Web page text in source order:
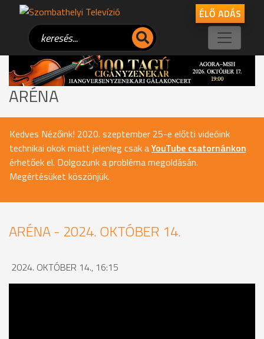
ÉLŐ ADÁS
ARÉNA
Kedves Nézőink! 2020. szeptember 25-e előtti videóink
technikai okok miatt jelenleg csak aYouTube csatornánkon
érhetőek el. Dolgozunk a probléma megoldásán.
Megértésüket köszönjük.
ARÉNA - 2024. OKTÓBER 14.
2024. OKTÓBER 14., 16:15